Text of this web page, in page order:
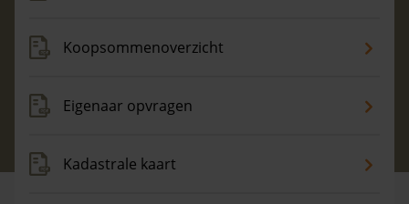
Koopsommenoverzicht
Eigenaar opvragen
Kadastrale kaart